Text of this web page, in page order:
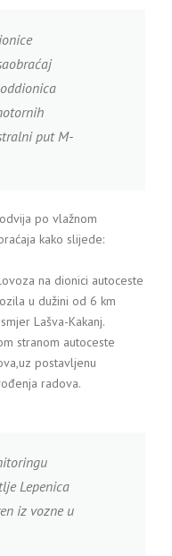
put M-
po vlažnom
kako slijede:
na dionici autoceste
u dužini od 6 km
Lašva-Kakanj.
stranom autoceste
postavljenu
radova.
Lepenica
iz vozne u